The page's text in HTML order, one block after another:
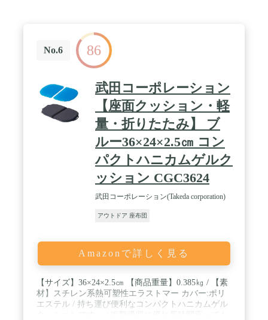
No.6 86
武田コーポレーション
【座面クッション・軽
量・折りたたみ】 ブ
ルー36×24×2.5㎝ コン
パクトハニカムゲルク
ッション CGC3624
武田コーポレーション(Takeda corporation)
アウトドア 座布団
Amazonで詳しく見る
【サイズ】36×24×2.5㎝ 【商品重量】0.385㎏ / 【素
材】スチレン系熱可塑性エラストマー カバー:ポリ
エステル / 持ち運び便利なコンパクトハニカムゲル